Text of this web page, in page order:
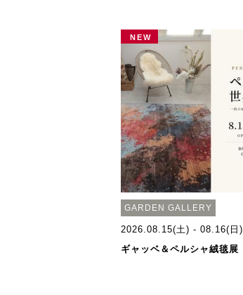
NEW
GARDEN GALLERY
2026.08.15(土) - 08.16(日)
ギャッベ＆ペルシャ絨毯展